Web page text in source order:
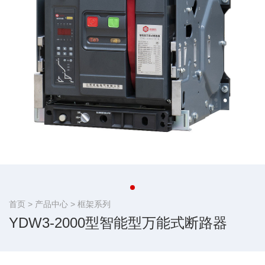
首页 > 产品中心 > 框架系列
YDW3-2000型智能型万能式断路器